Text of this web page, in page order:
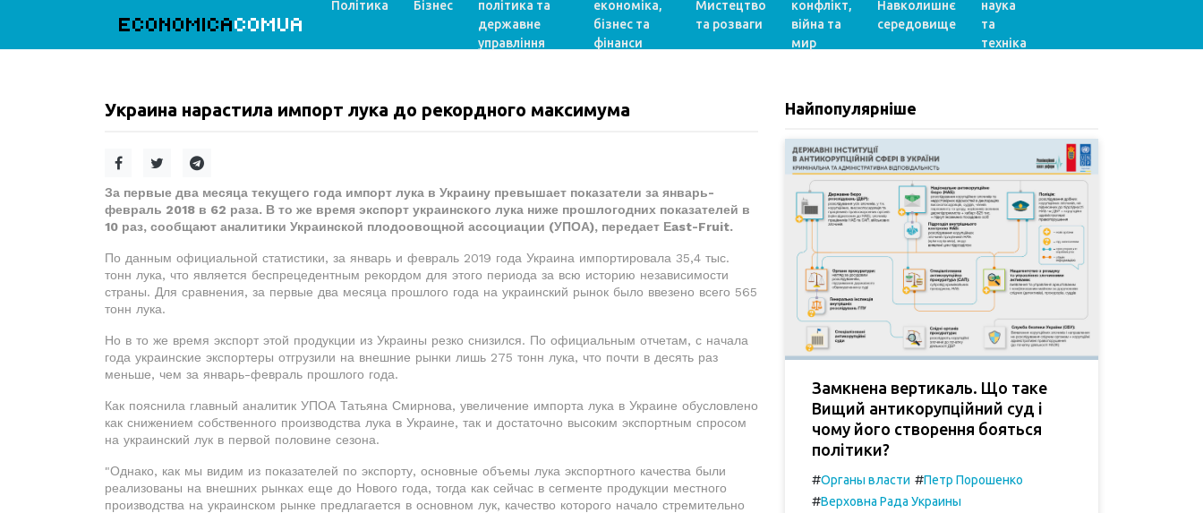
ECONOMICACOMUA
Політика Бізнес
політика та
державне
управління
економіка,
бізнес та
фінанси
Мистецтво
та розваги
конфлікт,
війна та
мир
Навколишнє
середовище
наука
та
техніка
Украина нарастила импорт лука до рекордного максимума
За первые два месяца текущего года импорт лука в Украину превышает показатели за январь-
февраль 2018 в 62 раза. В то же время экспорт украинского лука ниже прошлогодних показателей в
10 раз, сообщают аналитики Украинской плодоовощной ассоциации (УПОА), передает Еast-Fruit.
По данным официальной статистики, за январь и февраль 2019 года Украина импортировала 35,4 тыс.
тонн лука, что является беспрецедентным рекордом для этого периода за всю историю независимости
страны. Для сравнения, за первые два месяца прошлого года на украинский рынок было ввезено всего 565
тонн лука.
Но в то же время экспорт этой продукции из Украины резко снизился. По официальным отчетам, с начала
года украинские экспортеры отгрузили на внешние рынки лишь 275 тонн лука, что почти в десять раз
меньше, чем за январь-февраль прошлого года.
Как пояснила главный аналитик УПОА Татьяна Смирнова, увеличение импорта лука в Украине обусловлено
как снижением собственного производства лука в Украине, так и достаточно высоким экспортным спросом
на украинский лук в первой половине сезона.
"Однако, как мы видим из показателей по экспорту, основные объемы лука экспортного качества были
реализованы на внешних рынках еще до Нового года, тогда как сейчас в сегменте продукции местного
производства на украинском рынке предлагается в основном лук, качество которого начало стремительно
Найпопулярніше
Замкнена вертикаль. Що таке
Вищий антикорупційний суд і
чому його створення бояться
політики?
#Органы власти #Петр Порошенко
#Верховна Рада Украины